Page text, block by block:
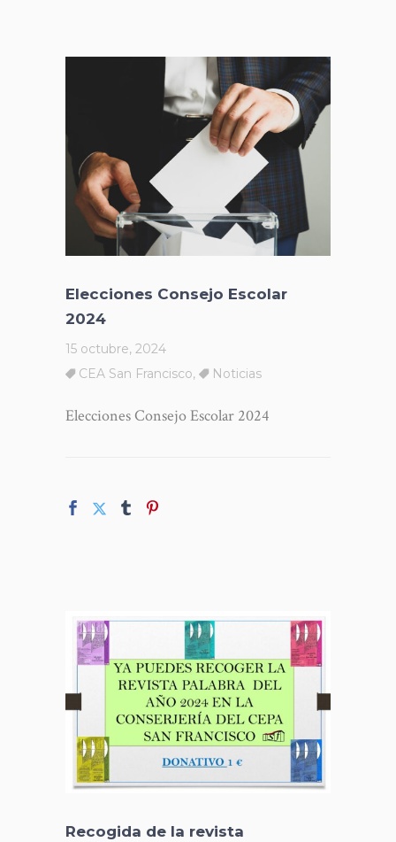
Elecciones Consejo Escolar
2024
15 octubre, 2024
CEA San Francisco, Noticias
Elecciones Consejo Escolar 2024
Recogida de la revista